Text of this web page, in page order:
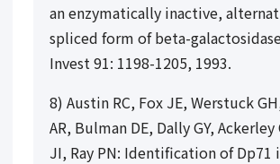
an enzymatically inactive,
spliced form of beta-
Invest 91: 1198-1205, 1993.
8) Austin RC, Fox JE, Werstuck
AR, Bulman DE, Dally GY, Ackerley
JI, Ray PN: Identification of Dp71